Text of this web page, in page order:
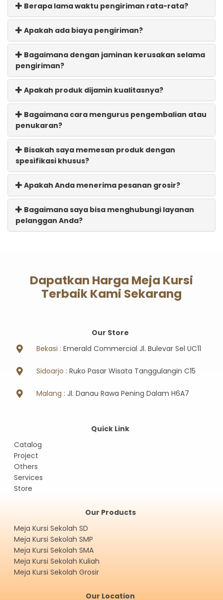
Berapa lama waktu pengiriman rata-rata?
Apakah ada biaya pengiriman?
Bagaimana dengan jaminan kerusakan selama
pengiriman?
Apakah produk dijamin kualitasnya?
Bagaimana cara mengurus pengembalian atau
penukaran?
Bisakah saya memesan produk dengan
spesifikasi khusus?
Apakah Anda menerima pesanan grosir?
Bagaimana saya bisa menghubungi layanan
pelanggan Anda?
Dapatkan Harga Meja Kursi
Terbaik Kami Sekarang
Our Store
Bekasi : Emerald Commercial Jl. Bulevar Sel UC11
Sidoarjo : Ruko Pasar Wisata Tanggulangin C15
Malang : Jl. Danau Rawa Pening Dalam H6A7
Quick Link
Catalog
Project
Others
Services
Store
Our Products
Meja Kursi Sekolah SD
Meja Kursi Sekolah SMP
Meja Kursi Sekolah SMA
Meja Kursi Sekolah Kuliah
Meja Kursi Sekolah Grosir
Our Location